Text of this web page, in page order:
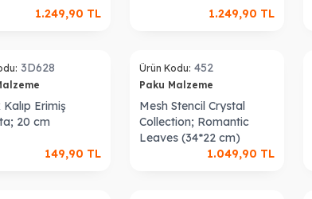
1.249,90 TL 1.249,90 TL
3D628
Erimiş
20 cm
149,90 TL
Ürün Kodu: 452
Paku Malzeme
Mesh Stencil Crystal
Collection; Romantic
Leaves (34*22 cm)
1.049,90 TL